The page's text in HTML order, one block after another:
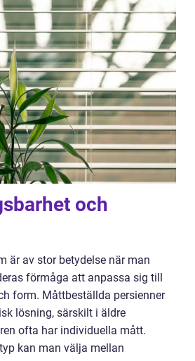
och
är av stor betydelse när man
förmåga att anpassa sig till
form. Måttbeställda persienner
lösning, särskilt i äldre
ofta har individuella mått.
kan man välja mellan